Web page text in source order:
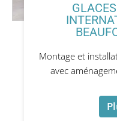
Montage et
avec